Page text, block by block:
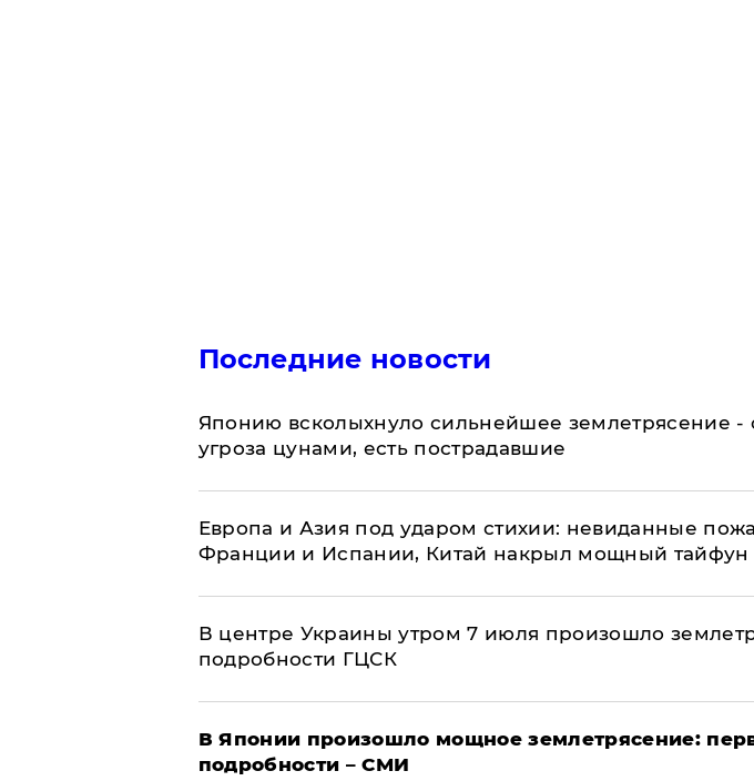
Последние новости
Японию всколыхнуло сильнейшее землетрясение -
угроза цунами, есть пострадавшие
Европа и Азия под ударом стихии: невиданные
Франции и Испании, Китай накрыл мощный тайфун
В центре Украины утром 7 июля произошло
подробности ГЦСК
В Японии произошло мощное землетрясение:
подробности – СМИ